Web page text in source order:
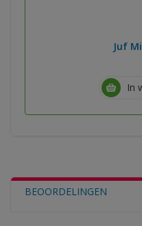
Juf
In
BEOORDELINGEN